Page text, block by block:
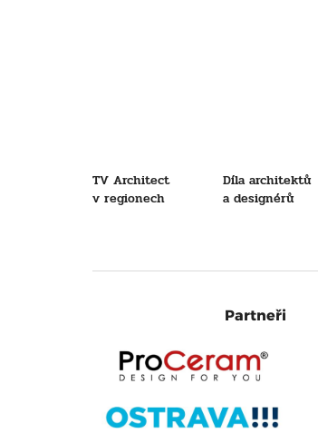
TV Architect
v regionech
Díla architektů
a designérů
Partneři